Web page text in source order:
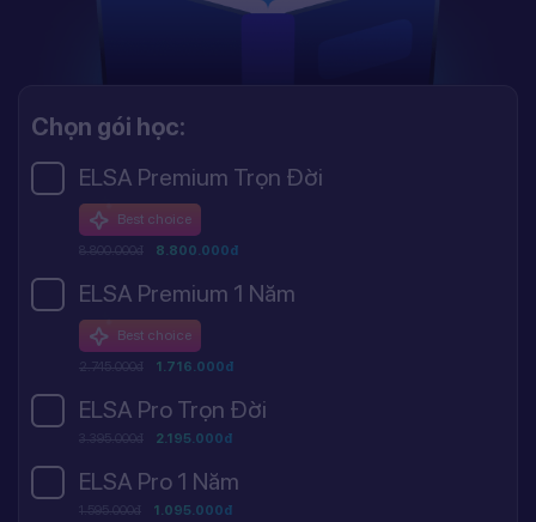
Chọn gói học:
ELSA Premium Trọn Đời
Best choice
8.800.000đ 8.800.000đ
ELSA Premium 1 Năm
Best choice
2.745.000đ 1.716.000đ
ELSA Pro Trọn Đời
3.395.000đ 2.195.000đ
ELSA Pro 1 Năm
1.595.000đ 1.095.000đ